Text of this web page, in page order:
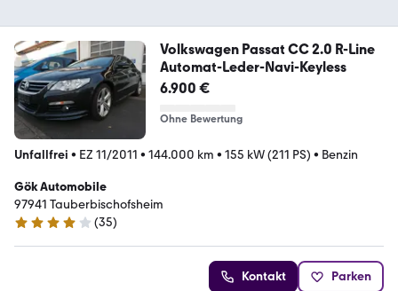
Volkswagen Passat CC 2.0 R-Line
Automat-Leder-Navi-Keyless
6.900 €
Ohne Bewertung
Unfallfrei • EZ 11/2011 • 144.000 km • 155 kW (211 PS) • Benzin
Gök Automobile
97941 Tauberbischofsheim
4 Sterne
(35)
Kontakt Parken